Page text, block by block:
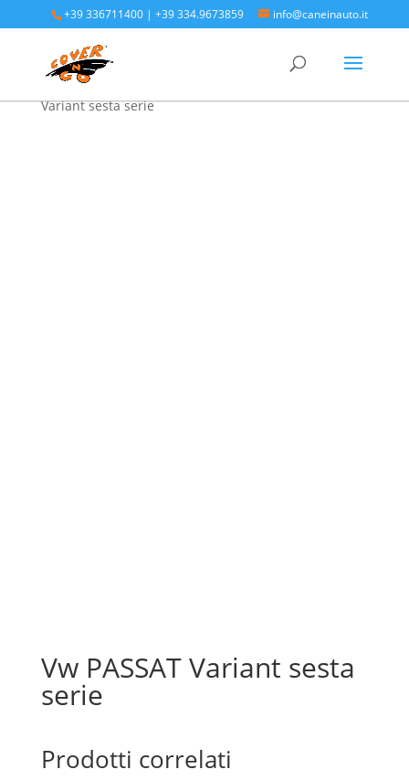
+39 336711400 |+39 334.9673859 info@caneinauto.it
Home/SALVA BAULE - Vasca Telo Copribaule
Auto/SALVA BAULE VOLKSWAGEN
Variant sesta serie
Vw PASSAT Variant sesta
serie
Prodotti correlati